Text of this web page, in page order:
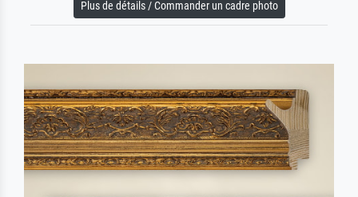
Plus de détails / Commander un cadre photo